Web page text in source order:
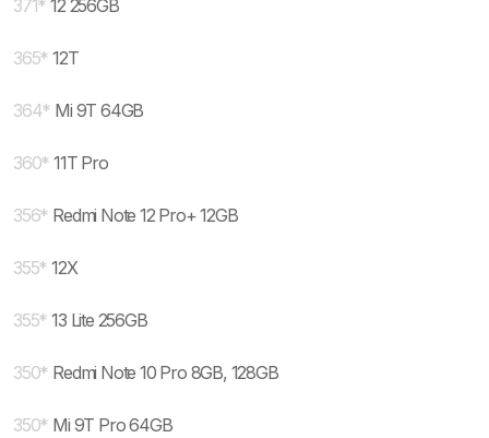
371* 12 256GB
365* 12T
364* Mi 9T 64GB
360* 11T Pro
356* Redmi Note 12 Pro+ 12GB
355* 12X
355* 13 Lite 256GB
350* Redmi Note 10 Pro 8GB, 128GB
350* Mi 9T Pro 64GB